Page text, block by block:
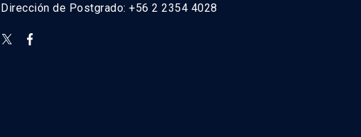
Dirección de Postgrado: +56 2 2354 4028